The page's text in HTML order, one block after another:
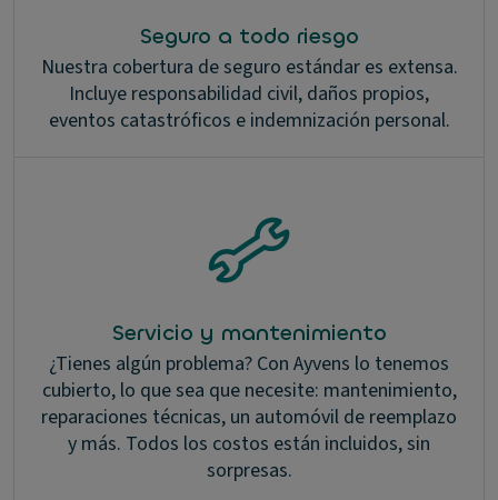
Seguro a todo riesgo
Nuestra cobertura de seguro estándar es extensa.
Incluye responsabilidad civil, daños propios,
eventos catastróficos e indemnización personal.
Servicio y mantenimiento
¿Tienes algún problema? Con Ayvens lo tenemos
cubierto, lo que sea que necesite: mantenimiento,
reparaciones técnicas, un automóvil de reemplazo
y más. Todos los costos están incluidos, sin
sorpresas.